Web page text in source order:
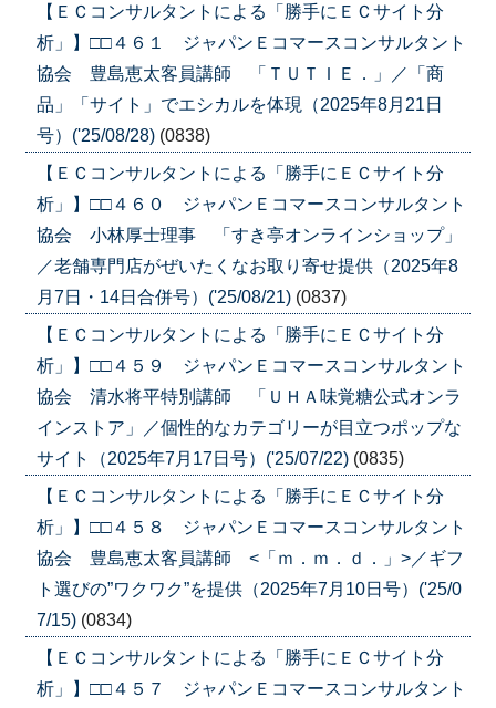
【ＥＣコンサルタントによる「勝手にＥＣサイト分
析」】□□４６１ ジャパンＥコマースコンサルタント
協会 豊島恵太客員講師 「ＴＵＴＩＥ．」／「商
品」「サイト」でエシカルを体現（2025年8月21日
号）('25/08/28) (0838)
【ＥＣコンサルタントによる「勝手にＥＣサイト分
析」】□□４６０ ジャパンＥコマースコンサルタント
協会 小林厚士理事 「すき亭オンラインショップ」
／老舗専門店がぜいたくなお取り寄せ提供（2025年8
月7日・14日合併号）('25/08/21) (0837)
【ＥＣコンサルタントによる「勝手にＥＣサイト分
析」】□□４５９ ジャパンＥコマースコンサルタント
協会 清水将平特別講師 「ＵＨＡ味覚糖公式オンラ
インストア」／個性的なカテゴリーが目立つポップな
サイト（2025年7月17日号）('25/07/22) (0835)
【ＥＣコンサルタントによる「勝手にＥＣサイト分
析」】□□４５８ ジャパンＥコマースコンサルタント
協会 豊島恵太客員講師 <「ｍ．ｍ．ｄ．」>／ギフ
ト選びの”ワクワク”を提供（2025年7月10日号）('25/0
7/15) (0834)
【ＥＣコンサルタントによる「勝手にＥＣサイト分
析」】□□４５７ ジャパンＥコマースコンサルタント